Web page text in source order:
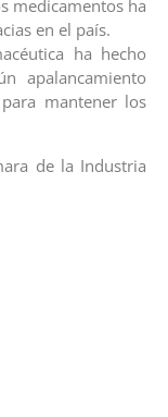
medicamentos ha
en el país.
ha hecho
apalancamiento
mantener los
de la Industria